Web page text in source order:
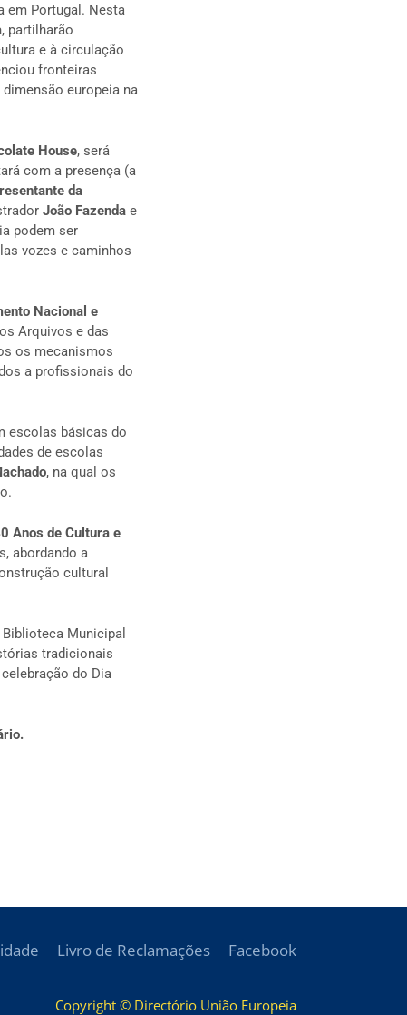
em Portugal. Nesta
, partilharão
e à circulação
fronteiras
europeia na
House, será
com a presença (a
da
João Fazendae
podem ser
vozes e caminhos
Nacional e
Arquivos e das
os mecanismos
a profissionais do
escolas básicas do
de escolas
, na qual os
Anos de Cultura e
abordando a
cultural
Municipal
tradicionais
do Dia
Livro de Reclamações Facebook
Copyright © Directório União Europeia